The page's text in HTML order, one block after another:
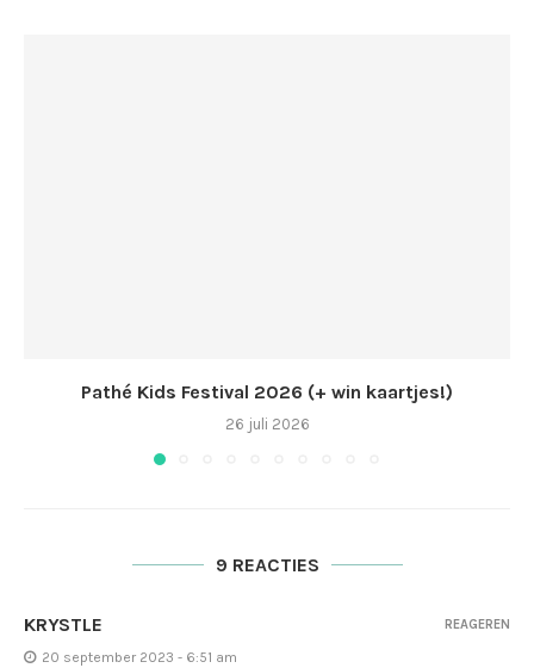
Pathé Kids Festival 2026 (+ win kaartjes!)
26 juli 2026
9 REACTIES
KRYSTLE
20 september 2023 - 6:51 am
REAGEREN